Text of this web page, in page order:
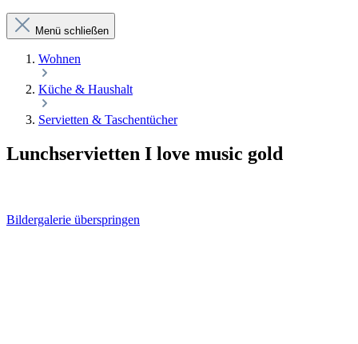
Menü schließen
Wohnen
Küche & Haushalt
Servietten & Taschentücher
Lunchservietten I love music gold
Bildergalerie überspringen